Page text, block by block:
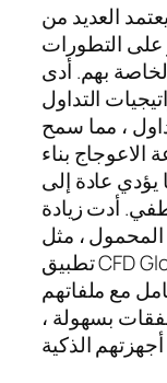
العديد من
على التطورات
بهم. أدى
التداول
، مما سمح
بناء
عادة إلى
أدت زيادة
المحمول ، مثل
تطبيق CFD Global ، إلى معادلة التداول المالي ،
مع ملفاتهم
بسهولة ،